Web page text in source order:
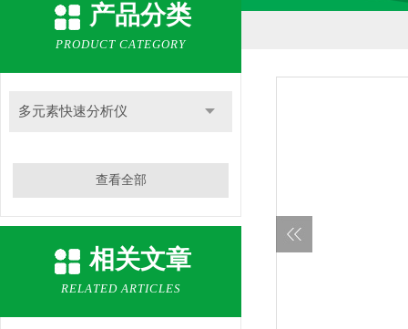
产品分类
PRODUCT CATEGORY
多元素快速分析仪
查看全部
相关文章
RELATED ARTICLES